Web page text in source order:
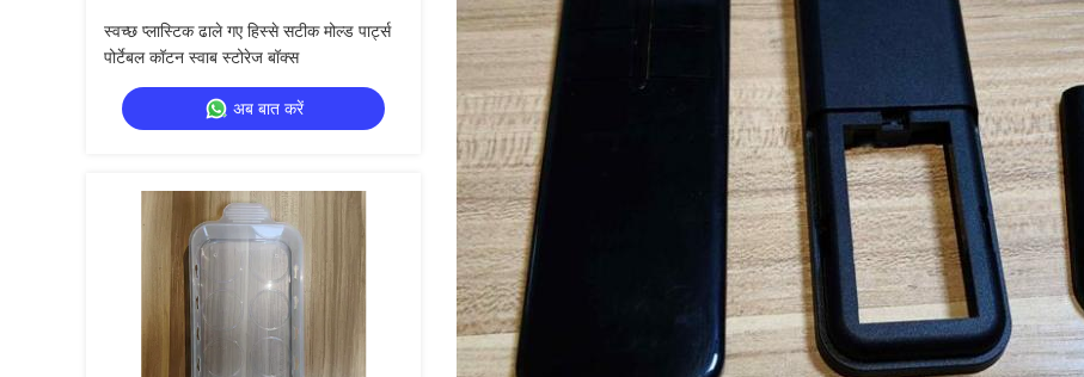
स्वच्छ प्लास्टिक ढाले गए हिस्से सटीक मोल्ड पार्ट्स
पोर्टेबल कॉटन स्वाब स्टोरेज बॉक्स
अब बात करें